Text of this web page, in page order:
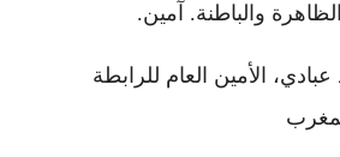
والباطنة. آمين.
الأمين العام للرابطة